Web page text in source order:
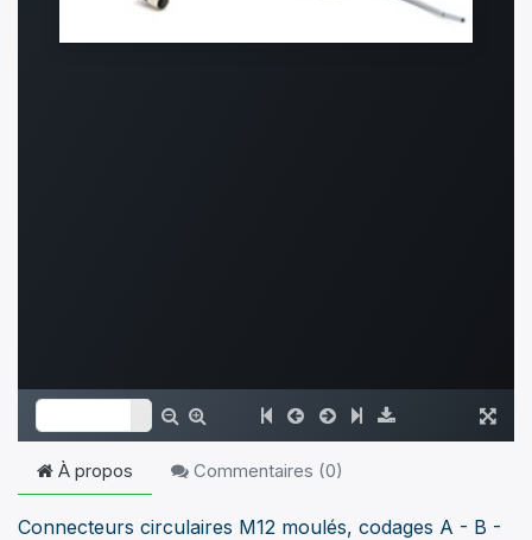
À propos Commentaires (0)
Connecteurs circulaires M12 moulés, codages A - B -